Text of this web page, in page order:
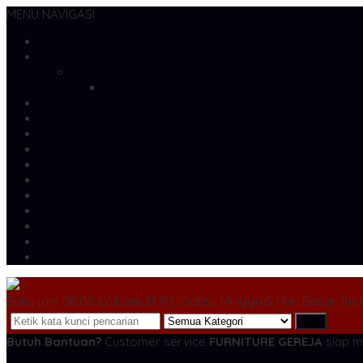
MENU NAVIGASI
Buka jam 08.00 s/d jam 21.00 , Sabtu, Minggu & Hari Besar
Butuh Bantuan? Customer service FURNITURE GEREJA siap